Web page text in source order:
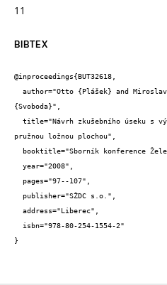
11
BIBTEX
@inproceedings{BUT32618,
{Svoboda}",
pružnou ložnou plochou",
}